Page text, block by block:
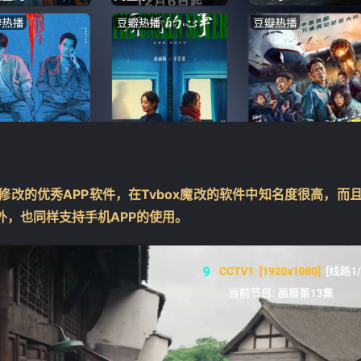
改的优秀APP软件，在Tvbox魔改的软件中知名度很高，而
也同样支持手机APP的使用。